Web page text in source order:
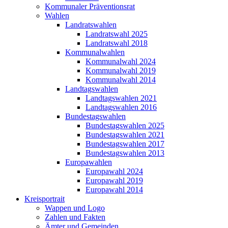
Kommunaler Präventionsrat
Wahlen
Landratswahlen
Landratswahl 2025
Landratswahl 2018
Kommunalwahlen
Kommunalwahl 2024
Kommunalwahl 2019
Kommunalwahl 2014
Landtagswahlen
Landtagswahlen 2021
Landtagswahlen 2016
Bundestagswahlen
Bundestagswahlen 2025
Bundestagswahlen 2021
Bundestagswahlen 2017
Bundestagswahlen 2013
Europawahlen
Europawahl 2024
Europawahl 2019
Europawahl 2014
Kreisportrait
Wappen und Logo
Zahlen und Fakten
Ämter und Gemeinden